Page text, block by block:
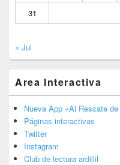
31
« Jul
Area Interactiva
Nueva App «Al Rescate
Páginas interactivas
Twitter
Instagram
Club de lectura ardillil